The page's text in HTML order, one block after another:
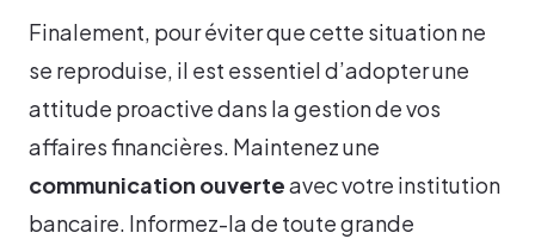
Finalement, pour éviter que cette situation ne
se reproduise, il est essentiel d’adopter une
attitude proactive dans la gestion de vos
affaires financières. Maintenez une
communication ouverteavec votre institution
bancaire. Informez-la de toute grande